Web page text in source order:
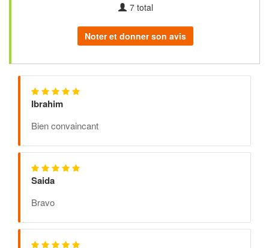
7total
Noter et donner son avis
Ibrahim
Bien convaincant
Saida
Bravo